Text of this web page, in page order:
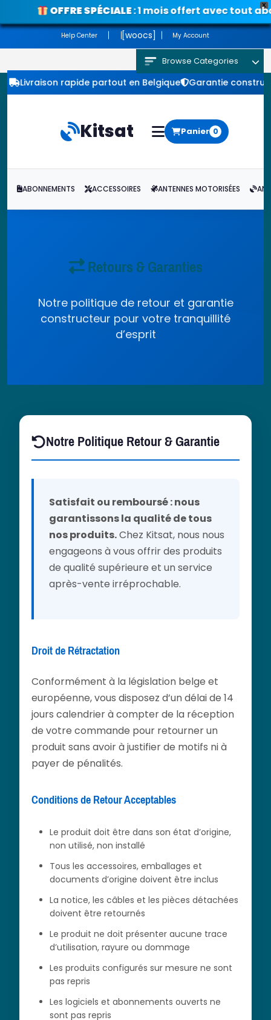
X
OFFRE SPÉCIALE: 1 mois offert avec tout
Voir les promos
Help Center [woocs] My Account
Browse Categories
Livraison rapide partout en Belgique Garantie
Kitsat Panier 0
ABONNEMENTS ACCESSOIRES ANTENNES MOTORISÉES
Retours & Garanties
Notre politique de retour et garantie
constructeur pour votre tranquillité
d’esprit
Notre Politique Retour & Garantie
Satisfait ou remboursé : nous
garantissons la qualité de tous
nos produits.Chez Kitsat, nous nous
engageons à vous offrir des produits
de qualité supérieure et un service
après-vente irréprochable.
Droit de Rétractation
Conformément à la législation belge et
européenne, vous disposez d’un délai de 14
jours calendrier à compter de la réception
de votre commande pour retourner un
produit sans avoir à justifier de motifs ni à
payer de pénalités.
Conditions de Retour Acceptables
Le produit doit être dans son état d’origine,
non utilisé, non installé
Tous les accessoires, emballages et
documents d’origine doivent être inclus
La notice, les câbles et les pièces détachées
doivent être retournés
Le produit ne doit présenter aucune trace
d’utilisation, rayure ou dommage
Les produits configurés sur mesure ne sont
pas repris
Les logiciels et abonnements ouverts ne
sont pas repris